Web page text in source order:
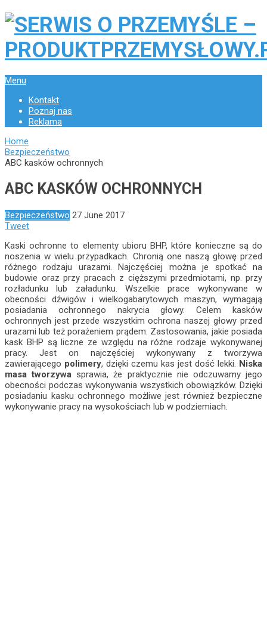
Menu
Kontakt
Poznaj nas
Reklama
Home
Bezpieczeństwo
ABC kasków ochronnych
ABC KASKÓW OCHRONNYCH
Bezpieczeństwo 27 June 2017
Tweet
Kaski ochronne to elementy ubioru BHP, które konieczne są do
noszenia w wielu przypadkach. Chronią one naszą głowę przed
różnego rodzaju urazami. Najczęściej można je spotkać na
budowie oraz przy pracach z cięższymi przedmiotami, np. przy
rozładunku lub załadunku. Wszelkie prace wykonywane w
obecności dźwigów i wielkogabarytowych maszyn, wymagają
posiadania ochronnego nakrycia głowy. Celem kasków
ochronnych jest przede wszystkim ochrona naszej głowy przed
urazami lub też porażeniem prądem. Zastosowania, jakie posiada
kask BHP są liczne ze względu na różne rodzaje wykonywanej
pracy. Jest on najczęściej wykonywany z tworzywa
zawierającego polimery, dzięki czemu kas jest dość lekki. Niska
masa tworzywa sprawia, że praktycznie nie odczuwamy jego
obecności podczas wykonywania wszystkich obowiązków. Dzięki
posiadaniu kasku ochronnego możliwe jest również bezpieczne
wykonywanie pracy na wysokościach lub w podziemiach.